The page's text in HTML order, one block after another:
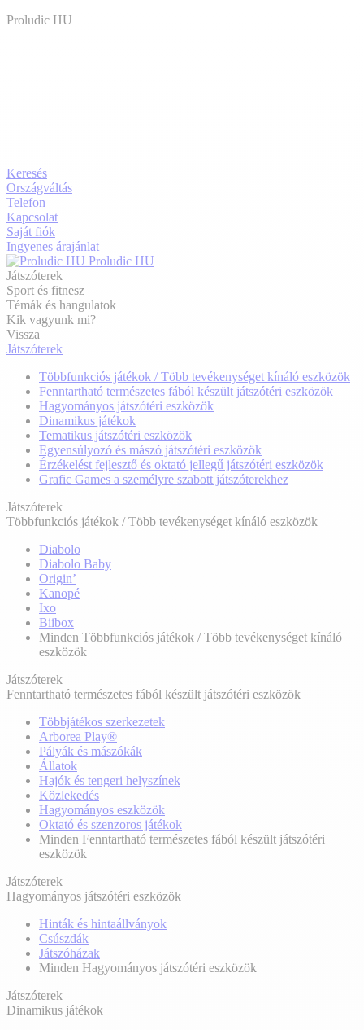
Proludic HU
Keresés
Országváltás
Telefon
Kapcsolat
Saját fiók
Ingyenes árajánlat
Proludic HU
Játszóterek
Sport és fitnesz
Témák és hangulatok
Kik vagyunk mi?
Vissza
Játszóterek
Többfunkciós játékok / Több tevékenységet kínáló eszközök
Fenntartható természetes fából készült játszótéri eszközök
Hagyományos játszótéri eszközök
Dinamikus játékok
Tematikus játszótéri eszközök
Egyensúlyozó és mászó játszótéri eszközök
Érzékelést fejlesztő és oktató jellegű játszótéri eszközök
Grafic Games a személyre szabott játszóterekhez
Játszóterek
Többfunkciós játékok / Több tevékenységet kínáló eszközök
Diabolo
Diabolo Baby
Origin’
Kanopé
Ixo
Biibox
Minden Többfunkciós játékok / Több tevékenységet kínáló
eszközök
Játszóterek
Fenntartható természetes fából készült játszótéri eszközök
Többjátékos szerkezetek
Arborea Play®
Pályák és mászókák
Állatok
Hajók és tengeri helyszínek
Közlekedés
Hagyományos eszközök
Oktató és szenzoros játékok
Minden Fenntartható természetes fából készült játszótéri
eszközök
Játszóterek
Hagyományos játszótéri eszközök
Hinták és hintaállványok
Csúszdák
Játszóházak
Minden Hagyományos játszótéri eszközök
Játszóterek
Dinamikus játékok